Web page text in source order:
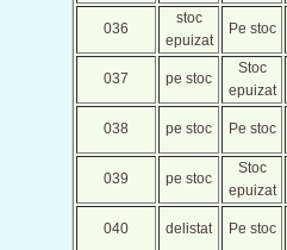
036
stoc
epuizat
Pe stoc
037 pe stoc
Stoc
epuizat
038 pe stoc Pe stoc
039 pe stoc
Stoc
epuizat
040 delistat Pe stoc